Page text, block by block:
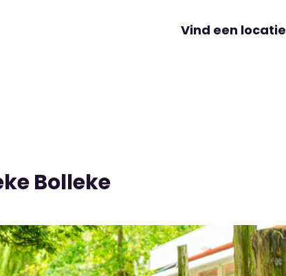
Vind een locatie
Bolleke